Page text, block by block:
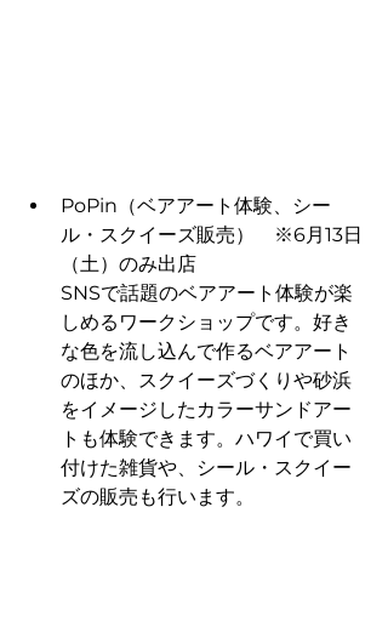
PoPin（ベアアート体験、シー
ル・スクイーズ販売）　※6月13日
（土）のみ出店
SNSで話題のベアアート体験が楽
しめるワークショップです。好き
な色を流し込んで作るベアアート
のほか、スクイーズづくりや砂浜
をイメージしたカラーサンドアー
トも体験できます。ハワイで買い
付けた雑貨や、シール・スクイー
ズの販売も行います。